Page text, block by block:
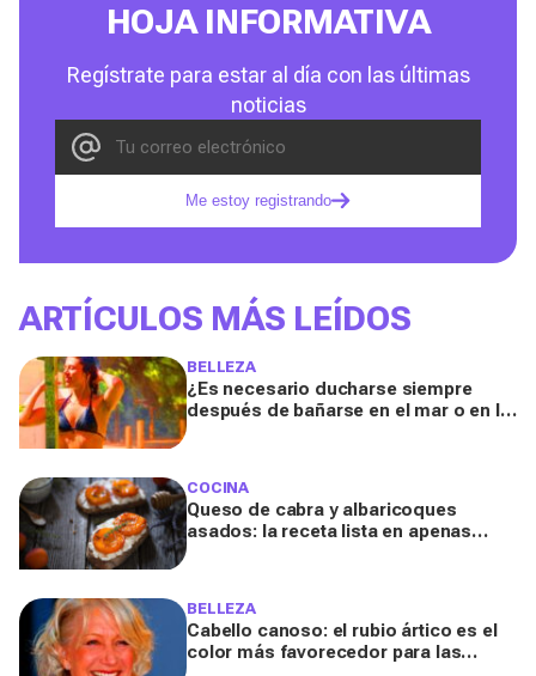
HOJA INFORMATIVA
Regístrate para estar al día con las últimas
noticias
Me estoy registrando
ARTÍCULOS MÁS LEÍDOS
BELLEZA
¿Es necesario ducharse siempre
después de bañarse en el mar o en la
COCINA
Queso de cabra y albaricoques
asados: la receta lista en apenas
BELLEZA
Cabello canoso: el rubio ártico es el
color más favorecedor para las